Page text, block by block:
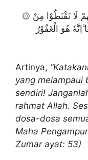
۞ قُلْ يٰعِبَادِيَ الَّذِيْنَ اَسْرَفُوْا عَلٰٓى اَنْفُسِهِمْ لَا تَقْنَطُوْا مِنْ
ۗاِنَّهٗ هُوَ الْغَفُوْرُ
Artinya,
yang melampaui
sendiri!
rahmat Allah.
dosa-dosa
Maha
Zumar ayat: 53)